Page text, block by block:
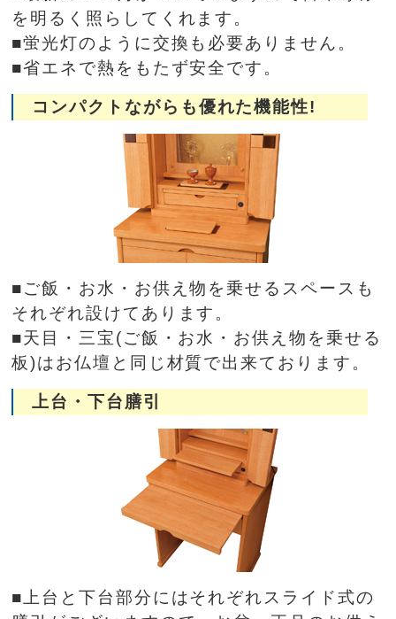
を明るく照らしてくれます。
■蛍光灯のように交換も必要ありません。
■省エネで熱をもたず安全です。
コンパクトながらも優れた機能性!
■ご飯・お水・お供え物を乗せるスペースも
それぞれ設けてあります。
■天目・三宝(ご飯・お水・お供え物を乗せる
板)はお仏壇と同じ材質で出来ております。
上台・下台膳引
■上台と下台部分にはそれぞれスライド式の